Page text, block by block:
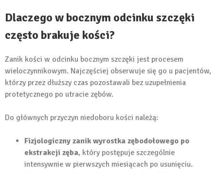
Dlaczego w bocznym odcinku szczęki
często brakuje kości?
Zanik kości w odcinku bocznym szczęki jest procesem
wieloczynnikowym. Najczęściej obserwuje się go u pacjentów,
którzy przez dłuższy czas pozostawali bez uzupełnienia
protetycznego po utracie zębów.
Do głównych przyczyn niedoboru kości należą:
Fizjologiczny zanik wyrostka zębodołowego po
ekstrakcji zęba, który postępuje szczególnie
intensywnie w pierwszych miesiącach po usunięciu.